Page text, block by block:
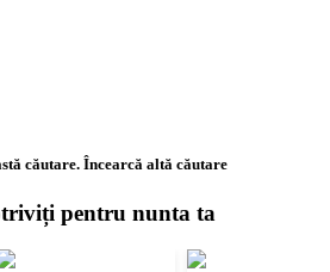
căutare. Încearcă altă căutare
pentru nunta ta